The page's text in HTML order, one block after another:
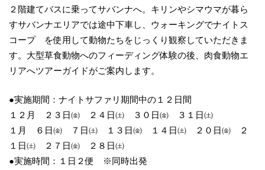
２階建てバスに乗ってサバンナへ。キリンやシマウマが暮ら
すサバンナエリアでは途中下車し、ウォーキングでナイトス
コープ を使用して動物たちをじっくり観察していただきま
す。大型草食動物へのフィーディング体験の後、肉食動物エ
リアへツアーガイドがご案内します。
●実施期間：ナイトサファリ期間中の１２日間
１２月 ２３日㈮ ２４日㈯ ３０日㈮ ３１日㈯
１月 ６日㈮ ７日㈯ １３日㈮ １４日㈯ ２０日㈮ ２
１日㈯ ２７日㈮ ２８日㈯
●実施時間：１日２便 ※同時出発